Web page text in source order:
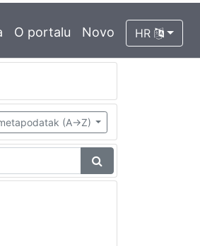
O portalu Novo HR
(A->Z)